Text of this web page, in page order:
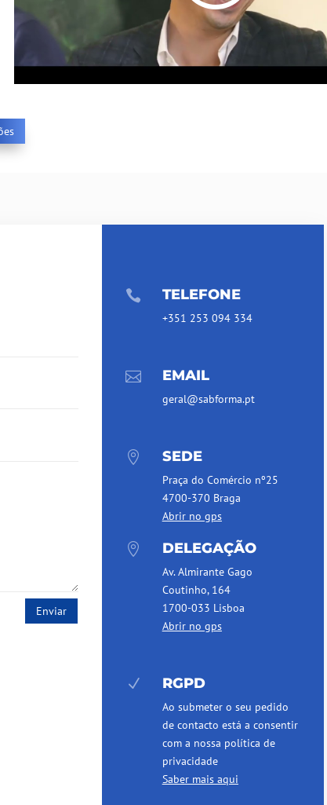
Enviar
 TELEFONE
+351 253 094 334
 EMAIL
geral@sabforma.pt
 SEDE
Praça do Comércio nº25
4700-370 Braga
Abrir no gps
 DELEGAÇÃO
Av. Almirante Gago
Coutinho, 164
1700-033 Lisboa
Abrir no gps
N RGPD
Ao submeter o seu pedido
de contacto está a consentir
com a nossa política de
privacidade
Saber mais aqui